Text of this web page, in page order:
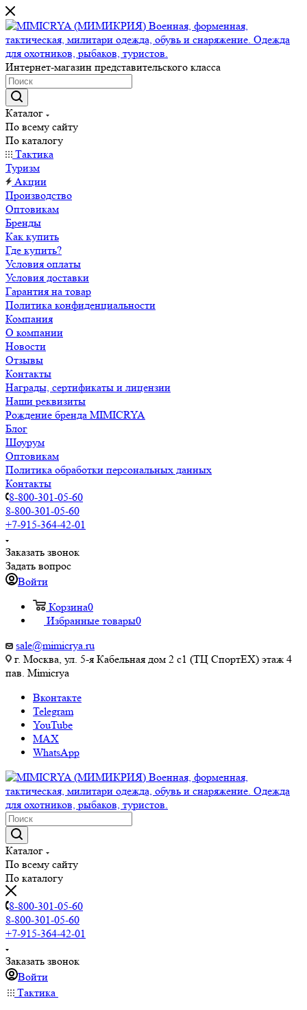
Интернет-магазин представительского класса
Каталог
По всему сайту
По каталогу
Тактика
Туризм
Акции
Производство
Оптовикам
Бренды
Как купить
Где купить?
Условия оплаты
Условия доставки
Гарантия на товар
Политика конфиденциальности
Компания
О компании
Новости
Отзывы
Контакты
Награды, сертификаты и лицензии
Наши реквизиты
Рождение бренда MIMICRYA
Блог
Шоурум
Оптовикам
Политика обработки персональных данных
Контакты
8-800-301-05-60
8-800-301-05-60
+7-915-364-42-01
Заказать звонок
Задать вопрос
Войти
Корзина0
Избранные товары0
sale@mimicrya.ru
г. Москва, ул. 5-я Кабельная дом 2 с1 (ТЦ СпортEX) этаж 4
пав. Mimicrya
Вконтакте
Telegram
YouTube
MAX
WhatsApp
Каталог
По всему сайту
По каталогу
8-800-301-05-60
8-800-301-05-60
+7-915-364-42-01
Заказать звонок
Войти
Тактика